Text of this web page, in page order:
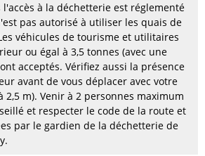
à la déchetterie est réglementé
pas autorisé à utiliser les quais de
véhicules de tourisme et utilitaires
ou égal à 3,5 tonnes (avec une
acceptés. Vérifiez aussi la présence
avant de vous déplacer avec votre
2,5 m). Venir à 2 personnes maximum
et respecter le code de la route et
par le gardien de la déchetterie de